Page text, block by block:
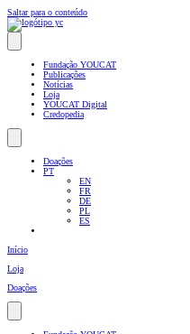
Saltar para o conteúdo
Fundação YOUCAT
Publicações
Notícias
Loja
YOUCAT Digital
Credopedia
Doações
PT
EN
FR
DE
PL
ES
Início
Loja
Doações